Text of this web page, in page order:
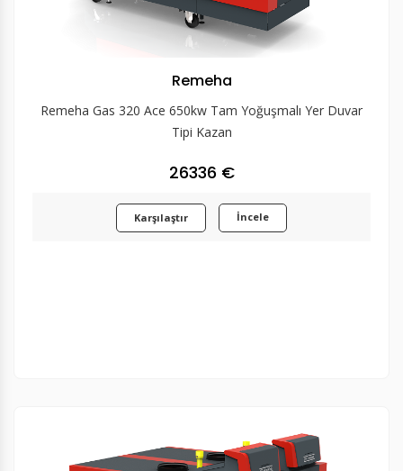
Remeha
Remeha Gas 320 Ace 650kw Tam Yoğuşmalı Yer Duvar
Tipi Kazan
26336 €
Karşılaştır İncele